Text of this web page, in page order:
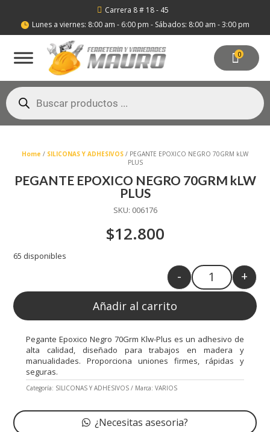
 Carrera 8 # 18 - 45
 Lunes a viernes: 8:00 am - 6:00 pm - Sábados: 8:00 am - 3:00 pm
0
Búsqueda
de
productos
Home / SILICONAS Y ADHESIVOS / PEGANTE EPOXICO NEGRO 70GRM kLW
PLUS
PEGANTE EPOXICO NEGRO 70GRM kLW
PLUS
SKU: 006176
$12.800
65 disponibles
Quantity
- +
Añadir al carrito
Pegante Epoxico Negro 70Grm Klw-Plus es un adhesivo de
alta calidad, diseñado para trabajos en madera y
manualidades. Proporciona uniones firmes, rápidas y
seguras.
Categoría: SILICONAS Y ADHESIVOS Marca: VARIOS
¿Necesitas asesoria?